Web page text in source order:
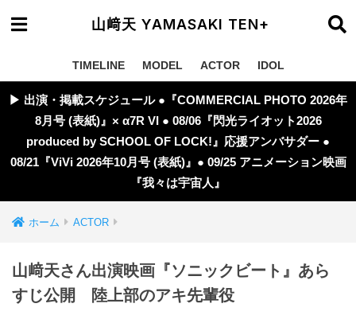
山﨑天 YAMASAKI TEN+
TIMELINE MODEL ACTOR IDOL
▶︎ 出演・掲載スケジュール ●『COMMERCIAL PHOTO 2026年
8月号 (表紙)』× α7R VI ● 08/06『閃光ライオット2026
produced by SCHOOL OF LOCK!』応援アンバサダー ●
08/21『ViVi 2026年10月号 (表紙)』● 09/25 アニメーション映画
『我々は宇宙人』
ホーム ACTOR
山﨑天さん出演映画『ソニックビート』あら
すじ公開 陸上部のアキ先輩役